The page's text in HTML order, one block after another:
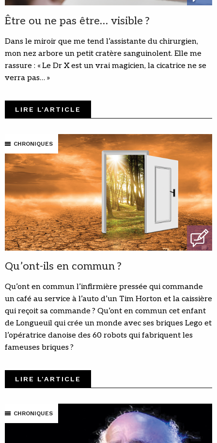
Être ou ne pas être… visible ?
Dans le miroir que me tend l’assistante du chirurgien,
mon nez arbore un petit cratère sanguinolent. Elle me
rassure : « Le Dr X est un vrai magicien, la cicatrice ne se
verra pas… »
LIRE L'ARTICLE
CHRONIQUES
Qu’ont-ils en commun ?
Qu’ont en commun l’infirmière pressée qui commande
un café au service à l’auto d’un Tim Horton et la caissière
qui reçoit sa commande ? Qu’ont en commun cet enfant
de Longueuil qui crée un monde avec ses briques Lego et
l’opératrice danoise des 60 robots qui fabriquent les
fameuses briques ?
LIRE L'ARTICLE
CHRONIQUES